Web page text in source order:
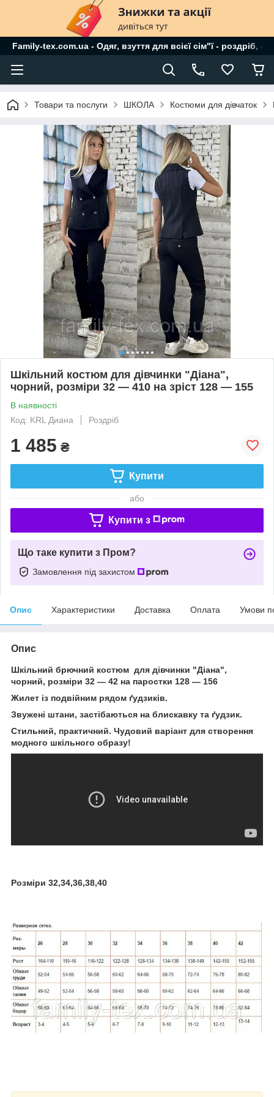
Family-tex.com.ua - Одяг, взуття для всієї сім"ї - роздріб,
Товари та послуги ШКОЛА Костюми для дівчаток
Шкільний костюм для дівчинки "Діана",
чорний, розміри 32 — 410 на зріст 128 — 155
В наявності
Код: KRL Диана
Роздріб
1 485 ₴
Купити
або
Купити з
Що таке купити з Пром?
Замовлення під захистом
Опис Характеристики Доставка Оплата Умови
Опис
Шкільний брючний костюм для дівчинки "Діана",
чорний, розміри 32 — 42 на паростки 128 — 156
Жилет із подвійним рядом ґудзиків.
Звужені штани, застібаються на блискавку та ґудзик.
Стильний, практичний. Чудовий варіант для створення
модного шкільного образу!
Розміри 32,34,36,38,40